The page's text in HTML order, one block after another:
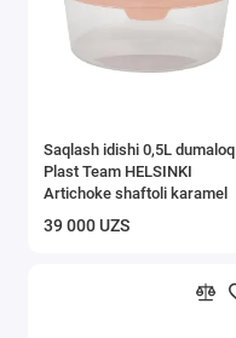
Saqlash idishi 0,5L dumaloq
Plast Team HELSINKI
Artichoke shaftoli karamel
39 000 UZS